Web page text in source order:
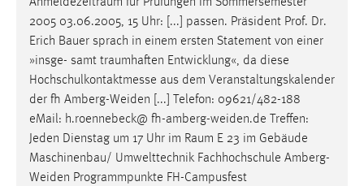
2005 03.06.2005, 15 Uhr: [...] passen. Präsident Prof. Dr.
Erich Bauer sprach in einem ersten Statement von einer
»insge- samt traumhaften Entwicklung«, da diese
Hochschulkontaktmesse aus dem Veranstaltungskalender
der fh Amberg-Weiden [...] Telefon: 09621/482-188
eMail: h.roennebeck@ fh-amberg-weiden.de Treffen:
Jeden Dienstag um 17 Uhr im Raum E 23 im Gebäude
Maschinenbau/ Umwelttechnik Fachhochschule Amberg-
Weiden Programmpunkte FH-Campusfest